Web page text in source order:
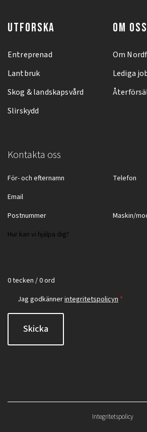
UTFORSKA
Entreprenad
Lantbruk
Skog & landskapsvård
Slirskydd
OM OSS
Om
Lediga
Kontakta oss
0 tecken / 0 ord
Jag godkännerintegritetspolicyn *
Skicka
Integritetspolicy